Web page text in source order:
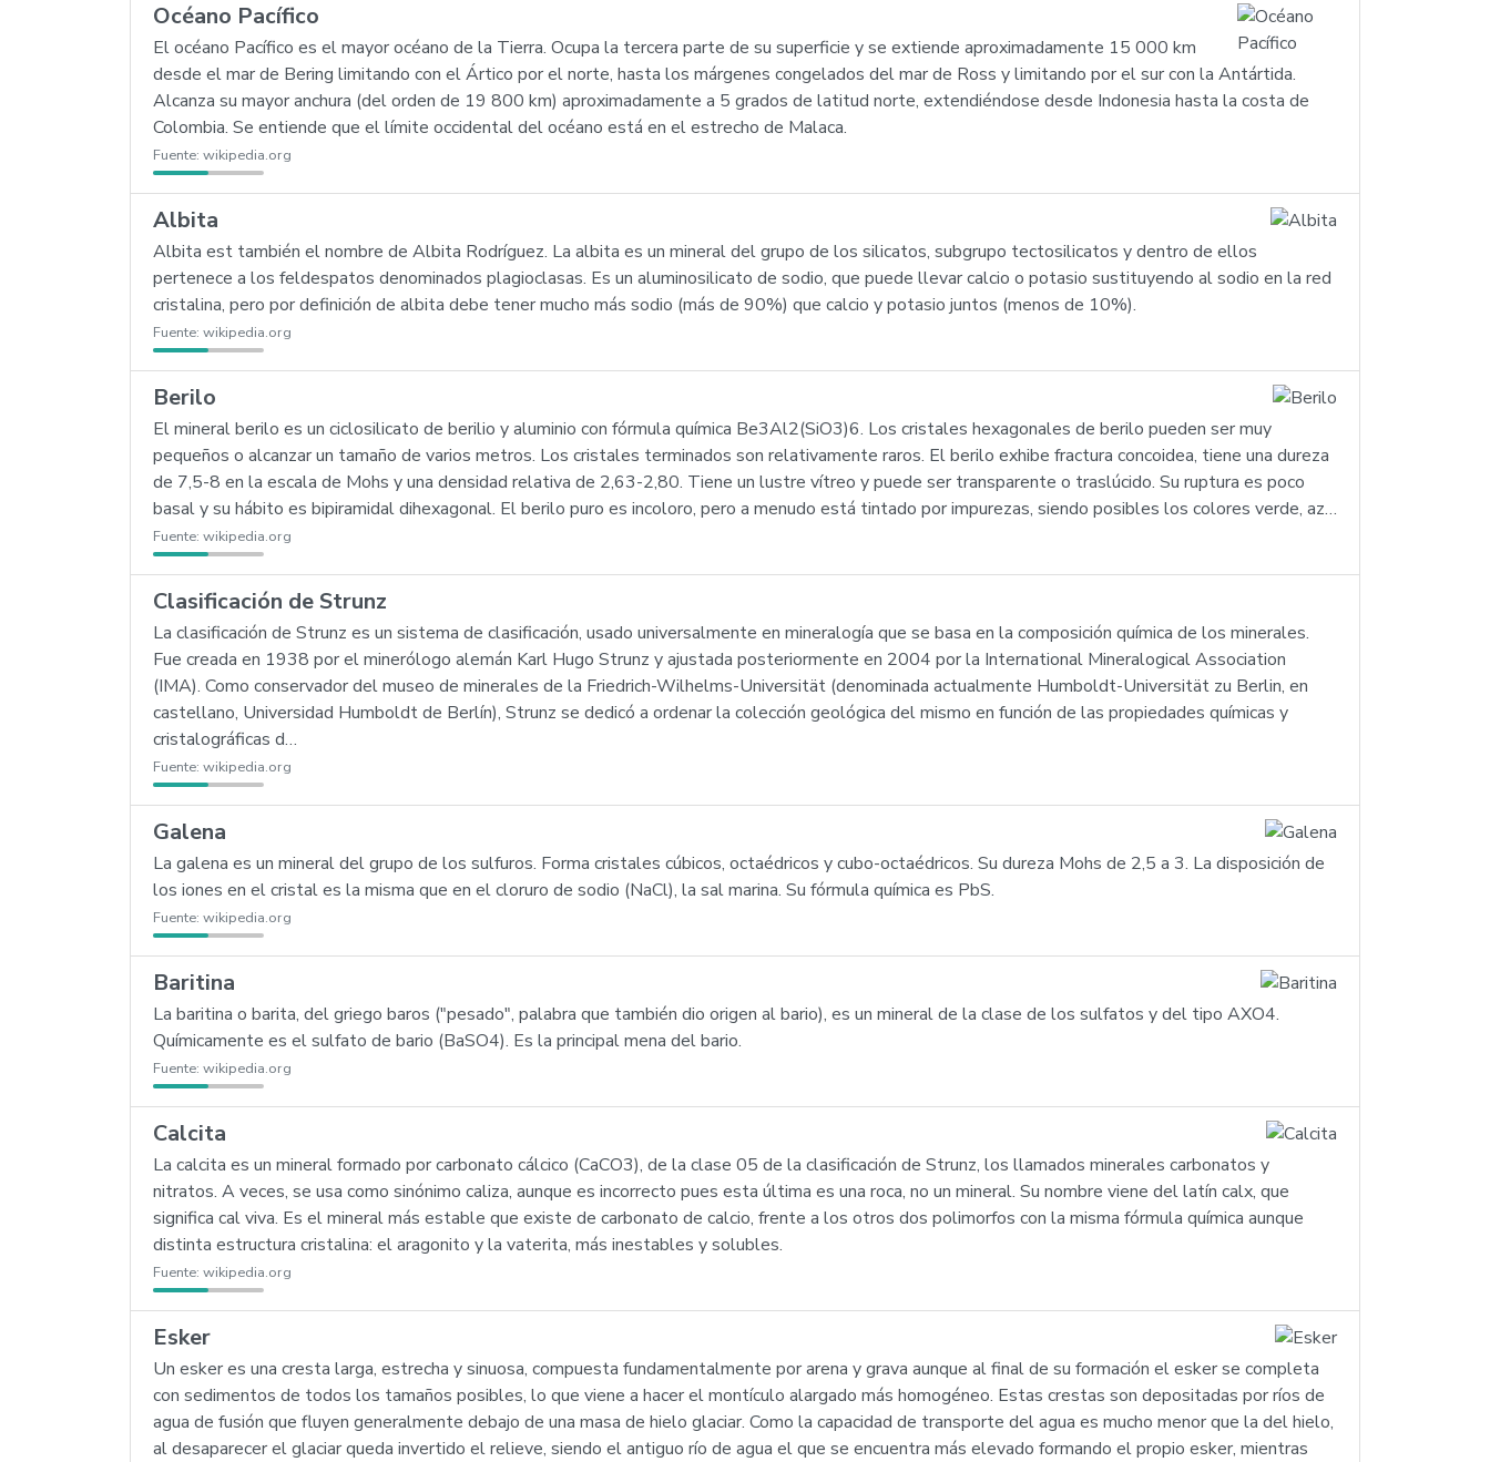
Océano Pacífico
El océano Pacífico es el mayor océano de la Tierra. Ocupa la tercera parte de su superficie y se extiende aproximadamente 15 000 km
desde el mar de Bering limitando con el Ártico por el norte, hasta los márgenes congelados del mar de Ross y limitando por el sur con la Antártida.
Alcanza su mayor anchura (del orden de 19 800 km) aproximadamente a 5 grados de latitud norte, extendiéndose desde Indonesia hasta la costa de
Colombia. Se entiende que el límite occidental del océano está en el estrecho de Malaca.
Fuente: wikipedia.org
Albita
Albita est también el nombre de Albita Rodríguez. La albita es un mineral del grupo de los silicatos, subgrupo tectosilicatos y dentro de ellos
pertenece a los feldespatos denominados plagioclasas. Es un aluminosilicato de sodio, que puede llevar calcio o potasio sustituyendo al sodio en la red
cristalina, pero por definición de albita debe tener mucho más sodio (más de 90%) que calcio y potasio juntos (menos de 10%).
Fuente: wikipedia.org
Berilo
El mineral berilo es un ciclosilicato de berilio y aluminio con fórmula química Be3Al2(SiO3)6. Los cristales hexagonales de berilo pueden ser muy
pequeños o alcanzar un tamaño de varios metros. Los cristales terminados son relativamente raros. El berilo exhibe fractura concoidea, tiene una dureza
de 7,5-8 en la escala de Mohs y una densidad relativa de 2,63-2,80. Tiene un lustre vítreo y puede ser transparente o traslúcido. Su ruptura es poco
basal y su hábito es bipiramidal dihexagonal. El berilo puro es incoloro, pero a menudo está tintado por impurezas, siendo posibles los colores verde, az…
Fuente: wikipedia.org
Clasificación de Strunz
La clasificación de Strunz es un sistema de clasificación, usado universalmente en mineralogía que se basa en la composición química de los minerales.
Fue creada en 1938 por el minerólogo alemán Karl Hugo Strunz y ajustada posteriormente en 2004 por la International Mineralogical Association
(IMA). Como conservador del museo de minerales de la Friedrich-Wilhelms-Universität (denominada actualmente Humboldt-Universität zu Berlin, en
castellano, Universidad Humboldt de Berlín), Strunz se dedicó a ordenar la colección geológica del mismo en función de las propiedades químicas y
cristalográficas d…
Fuente: wikipedia.org
Galena
La galena es un mineral del grupo de los sulfuros. Forma cristales cúbicos, octaédricos y cubo-octaédricos. Su dureza Mohs de 2,5 a 3. La disposición de
los iones en el cristal es la misma que en el cloruro de sodio (NaCl), la sal marina. Su fórmula química es PbS.
Fuente: wikipedia.org
Baritina
La baritina o barita, del griego baros ("pesado", palabra que también dio origen al bario), es un mineral de la clase de los sulfatos y del tipo AXO4.
Químicamente es el sulfato de bario (BaSO4). Es la principal mena del bario.
Fuente: wikipedia.org
Calcita
La calcita es un mineral formado por carbonato cálcico (CaCO3), de la clase 05 de la clasificación de Strunz, los llamados minerales carbonatos y
nitratos. A veces, se usa como sinónimo caliza, aunque es incorrecto pues esta última es una roca, no un mineral. Su nombre viene del latín calx, que
significa cal viva. Es el mineral más estable que existe de carbonato de calcio, frente a los otros dos polimorfos con la misma fórmula química aunque
distinta estructura cristalina: el aragonito y la vaterita, más inestables y solubles.
Fuente: wikipedia.org
Esker
Un esker es una cresta larga, estrecha y sinuosa, compuesta fundamentalmente por arena y grava aunque al final de su formación el esker se completa
con sedimentos de todos los tamaños posibles, lo que viene a hacer el montículo alargado más homogéneo. Estas crestas son depositadas por ríos de
agua de fusión que fluyen generalmente debajo de una masa de hielo glaciar. Como la capacidad de transporte del agua es mucho menor que la del hielo,
al desaparecer el glaciar queda invertido el relieve, siendo el antiguo río de agua el que se encuentra más elevado formando el propio esker, mientras